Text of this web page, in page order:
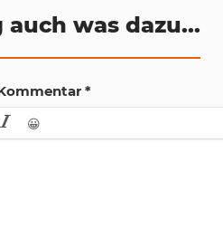
auch was dazu...
*
😀